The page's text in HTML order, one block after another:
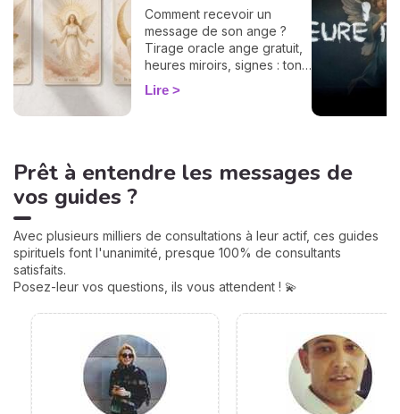
Comment recevoir un
message de son ange ?
Tirage oracle ange gratuit,
heures miroirs, signes : ton
guide flash pour décoder ta
guidance du jour.
Lire
Prêt à entendre les messages de
vos guides ?
Avec plusieurs milliers de consultations à leur actif, ces guides
spirituels font l'unanimité, presque 100% de consultants
satisfaits.
Posez-leur vos questions, ils vous attendent ! 💫